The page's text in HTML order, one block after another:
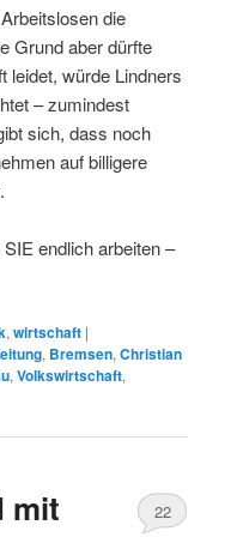
die
Grund aber dürfte
leidet, würde Lindners
– zumindest
sich, dass noch
auf billigere
endlich arbeiten –
, wirtschaft |
, Bremsen, Christian
, Volkswirtschaft,
mit
22